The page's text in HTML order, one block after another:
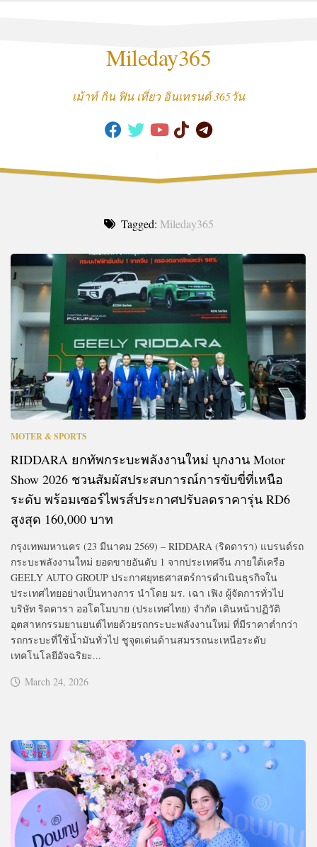
Mileday365
เม้าท์ กิน ฟิน เที่ยว อินเทรนด์ 365วัน
Tagged: Mileday365
MOTER & SPORTS
RIDDARA ยกทัพกระบะพลังงานใหม่ บุกงาน Motor
Show 2026 ชวนสัมผัสประสบการณ์การขับขี่ที่เหนือ
ระดับ พร้อมเซอร์ไพรส์ประกาศปรับลดราคารุ่น RD6
สูงสุด 160,000 บาท
กรุงเทพมหานคร (23 มีนาคม 2569) – RIDDARA (ริดดารา) แบรนด์รถ
กระบะพลังงานใหม่ ยอดขายอันดับ 1 จากประเทศจีน ภายใต้เครือ
GEELY AUTO GROUP ประกาศยุทธศาสตร์การดำเนินธุรกิจใน
ประเทศไทยอย่างเป็นทางการ นำโดย มร. เฉา เฟิง ผู้จัดการทั่วไป
บริษัท ริดดารา ออโตโมบาย (ประเทศไทย) จำกัด เดินหน้าปฏิวัติ
อุตสาหกรรมยานยนต์ไทยด้วยรถกระบะพลังงานใหม่ ที่มีราคาต่ำกว่า
รถกระบะที่ใช้น้ำมันทั่วไป ชูจุดเด่นด้านสมรรถนะเหนือระดับ
เทคโนโลยีอัจฉริยะ...
March 24, 2026